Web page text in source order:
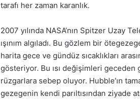
tarafı her zaman karanlık.
2007 yılında NASA’nın Spitzer Uzay
ışınım algıladı. Bu gözlem bir
harita gece ve gündüz sıcaklıkları
gösteriyor. Bu ısı değişimleri
rüzgarlara sebep oluyor. Hubble’ın
gezegenin kendi parıltısından ziyade